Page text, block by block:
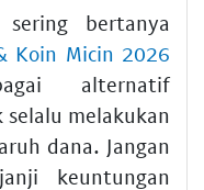
bertanya
Koin Micin 2026
alternatif
melakukan
dana. Jangan
keuntungan